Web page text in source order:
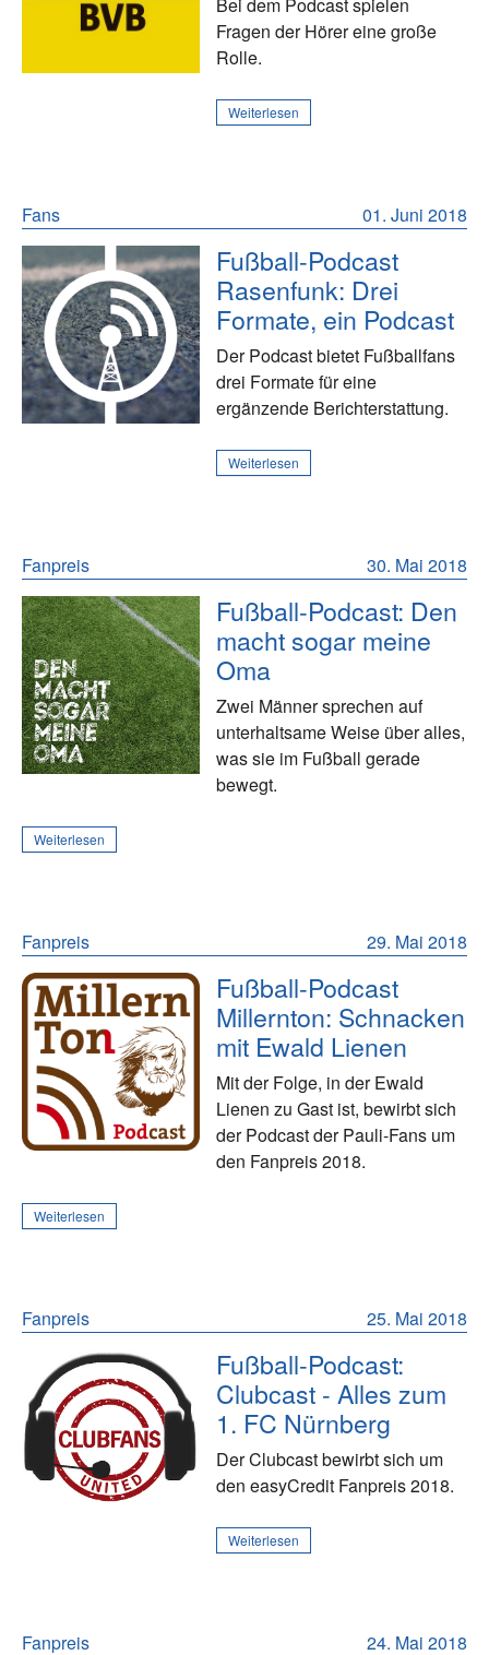
Bei dem Podcast spielen
Fragen der Hörer eine große
Rolle.
Weiterlesen
01. Juni 2018
Fans
Fußball-Podcast
Rasenfunk: Drei
Formate, ein Podcast
Der Podcast bietet Fußballfans
drei Formate für eine
ergänzende Berichterstattung.
Weiterlesen
30. Mai 2018
Fanpreis
Fußball-Podcast: Den
macht sogar meine
Oma
Zwei Männer sprechen auf
unterhaltsame Weise über alles,
was sie im Fußball gerade
bewegt.
Weiterlesen
29. Mai 2018
Fanpreis
Fußball-Podcast
Millernton: Schnacken
mit Ewald Lienen
Mit der Folge, in der Ewald
Lienen zu Gast ist, bewirbt sich
der Podcast der Pauli-Fans um
den Fanpreis 2018.
Weiterlesen
25. Mai 2018
Fanpreis
Fußball-Podcast:
Clubcast - Alles zum
1. FC Nürnberg
Der Clubcast bewirbt sich um
den easyCredit Fanpreis 2018.
Weiterlesen
24. Mai 2018
Fanpreis